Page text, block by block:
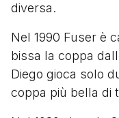
diversa.
Nel 1990 Fuser è
bissa la coppa
Diego gioca solo
coppa più bella di